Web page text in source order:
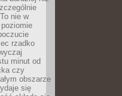
nie w
rzadko
minut od
czy
obszarze
się